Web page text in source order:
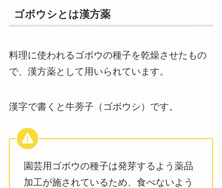
ゴボウシとは漢方薬
料理に使われるゴボウの種子を乾燥させたもの
で、漢方薬として用いられています。
漢字で書くと牛蒡子（ゴボウシ）です。
園芸用ゴボウの種子は発芽するよう薬品
加工が施されているため、食べないよう